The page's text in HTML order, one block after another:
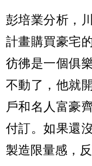
彭培業分析，
計畫購買豪宅
彷彿是一個俱
不動了，他就
戶和名人富豪
付訂。如果還
製造限量感，